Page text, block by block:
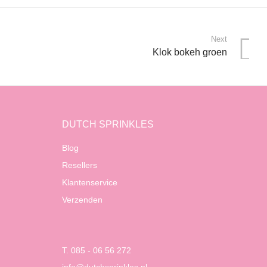
Next
Klok bokeh groen
DUTCH SPRINKLES
Blog
Resellers
Klantenservice
Verzenden
T. 085 - 06 56 272